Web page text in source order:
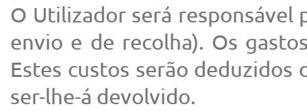
O Utilizador será responsável
envio e de recolha). Os
Estes custos serão
ser-lhe-á devolvido.